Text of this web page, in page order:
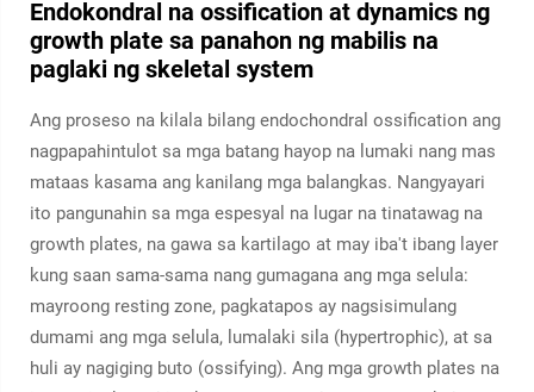
Endokondral na ossification at dynamics ng
growth plate sa panahon ng mabilis na
paglaki ng skeletal system
Ang proseso na kilala bilang endochondral ossification ang
nagpapahintulot sa mga batang hayop na lumaki nang mas
mataas kasama ang kanilang mga balangkas. Nangyayari
ito pangunahin sa mga espesyal na lugar na tinatawag na
growth plates, na gawa sa kartilago at may iba't ibang layer
kung saan sama-sama nang gumagana ang mga selula:
mayroong resting zone, pagkatapos ay nagsisimulang
dumami ang mga selula, lumalaki sila (hypertrophic), at sa
huli ay nagiging buto (ossifying). Ang mga growth plates na